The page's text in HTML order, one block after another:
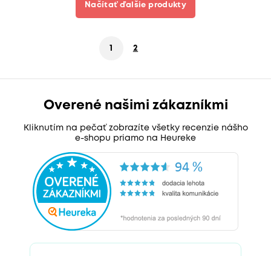
Načítať ďalšie produkty
1 2
Overené našimi zákazníkmi
Kliknutím na pečať zobrazíte všetky recenzie nášho
e-shopu priamo na Heureke